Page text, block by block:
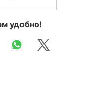
удобно!